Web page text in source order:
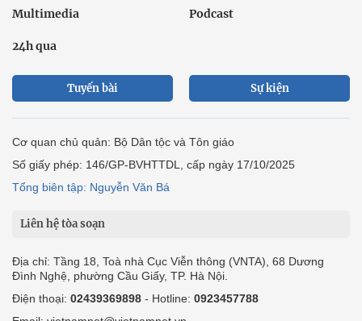
Multimedia Podcast
24h qua
Tuyến bài Sự kiện
Cơ quan chủ quản: Bộ Dân tộc và Tôn giáo
Số giấy phép: 146/GP-BVHTTDL, cấp ngày 17/10/2025
Tổng biên tập: Nguyễn Văn Bá
Liên hệ tòa soạn
Địa chỉ: Tầng 18, Toà nhà Cục Viễn thông (VNTA), 68 Dương
Đình Nghệ, phường Cầu Giấy, TP. Hà Nội.
Điện thoại: 02439369898 - Hotline: 0923457788